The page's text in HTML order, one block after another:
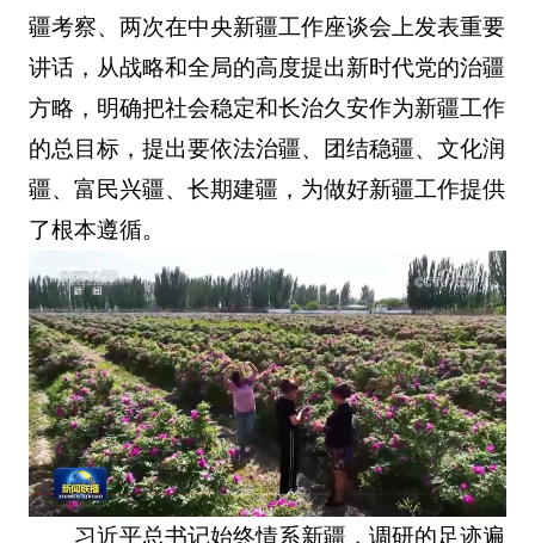
疆考察、两次在中央新疆工作座谈会上发表重要
讲话，从战略和全局的高度提出新时代党的治疆
方略，明确把社会稳定和长治久安作为新疆工作
的总目标，提出要依法治疆、团结稳疆、文化润
疆、富民兴疆、长期建疆，为做好新疆工作提供
了根本遵循。
习近平总书记始终情系新疆，调研的足迹遍